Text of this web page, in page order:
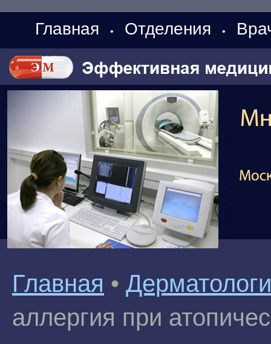
Главная • Отделения •
Главная •
аллергия при